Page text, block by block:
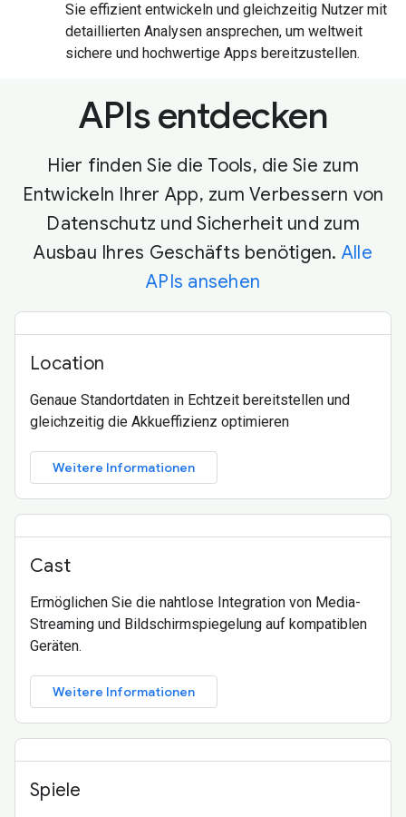
Sie effizient entwickeln und gleichzeitig Nutzer mit
detaillierten Analysen ansprechen, um weltweit
sichere und hochwertige Apps bereitzustellen.
APIs entdecken
Hier finden Sie die Tools, die Sie zum
Entwickeln Ihrer App, zum Verbessern von
Datenschutz und Sicherheit und zum
Ausbau Ihres Geschäfts benötigen. Alle
APIs ansehen
Location
Genaue Standortdaten in Echtzeit bereitstellen und
gleichzeitig die Akkueffizienz optimieren
Weitere Informationen
Cast
Ermöglichen Sie die nahtlose Integration von Media-
Streaming und Bildschirmspiegelung auf kompatiblen
Geräten.
Weitere Informationen
Spiele